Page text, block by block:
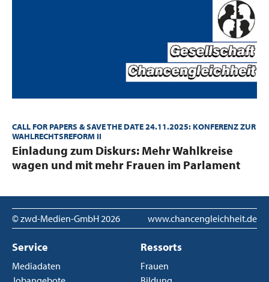
CALL FOR PAPERS & SAVE THE DATE 24.11.2025: KONFERENZ ZUR
WAHLRECHTSREFORM II
:Einladung zum Diskurs: Mehr Wahlkreise
wagen und mit mehr Frauen im Parlament
© zwd-Medien-GmbH2026 www.chancengleichheit.de
Service
Mediadaten
Ressorts
Frauen